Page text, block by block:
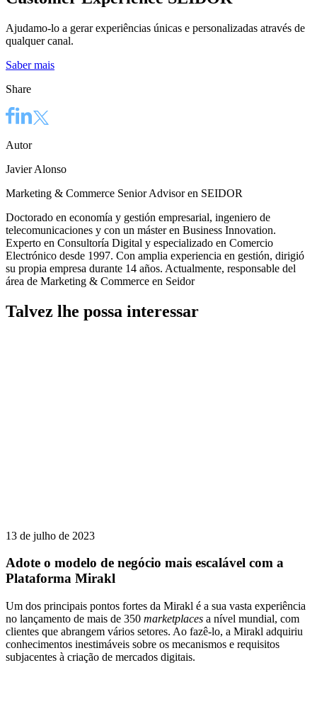
Ajudamo-lo a gerar experiências únicas e personalizadas através de
qualquer canal.
Saber mais
Share
Autor
Javier Alonso
Marketing & Commerce Senior Advisor en SEIDOR
Doctorado en economía y gestión empresarial, ingeniero de
telecomunicaciones y con un máster en Business Innovation.
Experto en Consultoría Digital y especializado en Comercio
Electrónico desde 1997. Con amplia experiencia en gestión, dirigió
su propia empresa durante 14 años. Actualmente, responsable del
área de Marketing & Commerce en Seidor
Talvez lhe possa interessar
13 de julho de 2023
Adote o modelo de negócio mais escalável com a
Plataforma Mirakl
Um dos principais pontos fortes da Mirakl é a sua vasta experiência
no lançamento de mais de 350 marketplaces a nível mundial, com
clientes que abrangem vários setores. Ao fazê-lo, a Mirakl adquiriu
conhecimentos inestimáveis sobre os mecanismos e requisitos
subjacentes à criação de mercados digitais.